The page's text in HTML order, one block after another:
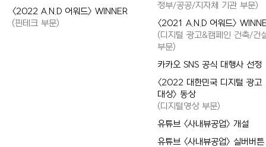
<2022 A.N.D 어워드> WINNER
(핀테크 부문)
정부/공공/지자체 기관 부문)
<2021 A.N.D 어워드>
(디지털 광고&캠페인 건축/건
부문)
카카오 SNS 공식 대행사 선정
<2022 대한민국 디지털 광고
대상> 동상
(디지털영상 부문)
유튜브 <사내뷰공업> 개설
유튜브 <사내뷰공업> 실버버튼